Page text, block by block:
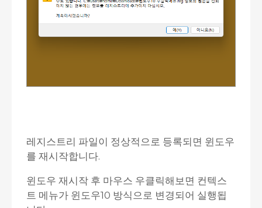
레지스트리 파일이 정상적으로 등록되면 윈도우
를 재시작합니다.
윈도우 재시작 후 마우스 우클릭해보면 컨텍스
트 메뉴가 윈도우10 방식으로 변경되어 실행됩